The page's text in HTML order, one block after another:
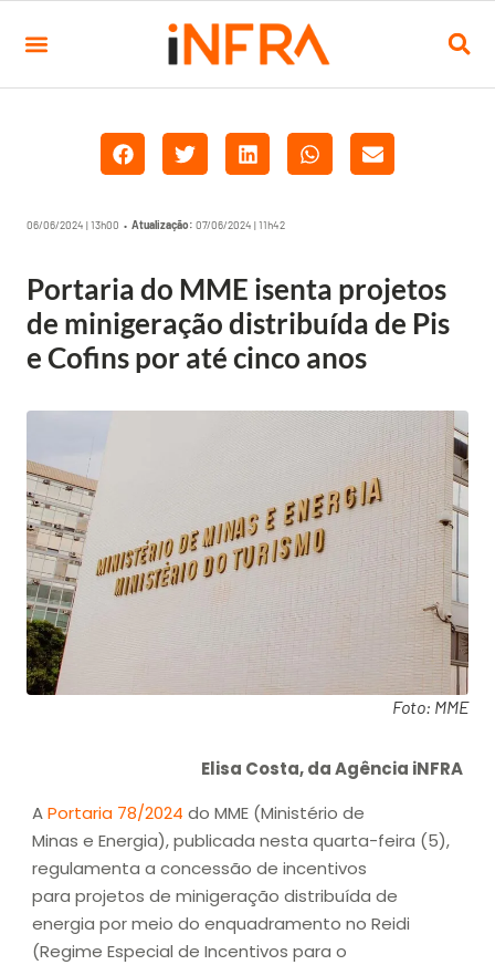
06/06/2024 | 13h00 • Atualização: 07/06/2024 | 11h42
Portaria do MME isenta projetos
de minigeração distribuída de Pis
e Cofins por até cinco anos
Foto: MME
Elisa Costa, da Agência iNFRA
APortaria 78/2024 do MME (Ministério de
Minas e Energia), publicada nesta quarta-feira (5),
regulamenta a concessão de incentivos
para projetos de minigeração distribuída de
energia por meio do enquadramento no Reidi
(Regime Especial de Incentivos para o